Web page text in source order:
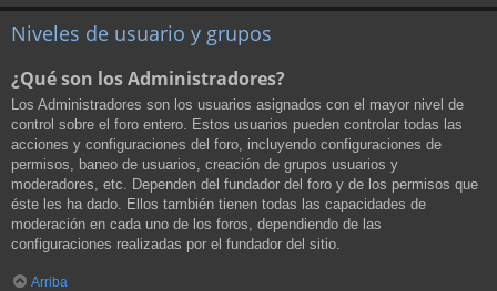
Niveles de usuario y grupos
¿Qué son los Administradores?
Los Administradores son los usuarios asignados con el mayor nivel de
control sobre el foro entero. Estos usuarios pueden controlar todas las
acciones y configuraciones del foro, incluyendo configuraciones de
permisos, baneo de usuarios, creación de grupos usuarios y
moderadores, etc. Dependen del fundador del foro y de los permisos que
éste les ha dado. Ellos también tienen todas las capacidades de
moderación en cada uno de los foros, dependiendo de las
configuraciones realizadas por el fundador del sitio.
Arriba